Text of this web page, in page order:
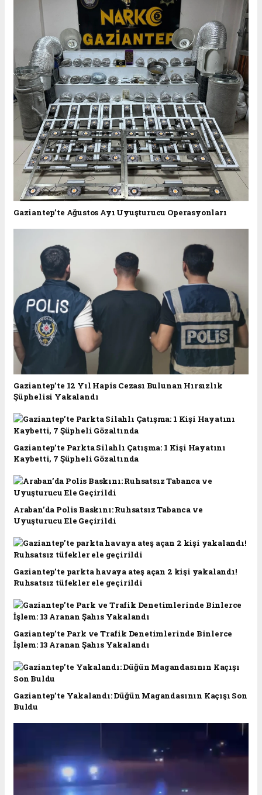
Gaziantep’te Ağustos Ayı Uyuşturucu Operasyonları
Gaziantep’te 12 Yıl Hapis Cezası Bulunan Hırsızlık
Şüphelisi Yakalandı
Gaziantep’te Parkta Silahlı Çatışma: 1 Kişi Hayatını
Kaybetti, 7 Şüpheli Gözaltında
Araban’da Polis Baskını: Ruhsatsız Tabanca ve
Uyuşturucu Ele Geçirildi
Gaziantep’te parkta havaya ateş açan 2 kişi yakalandı!
Ruhsatsız tüfekler ele geçirildi
Gaziantep’te Park ve Trafik Denetimlerinde Binlerce
İşlem: 13 Aranan Şahıs Yakalandı
Gaziantep’te Yakalandı: Düğün Magandasının Kaçışı Son
Buldu